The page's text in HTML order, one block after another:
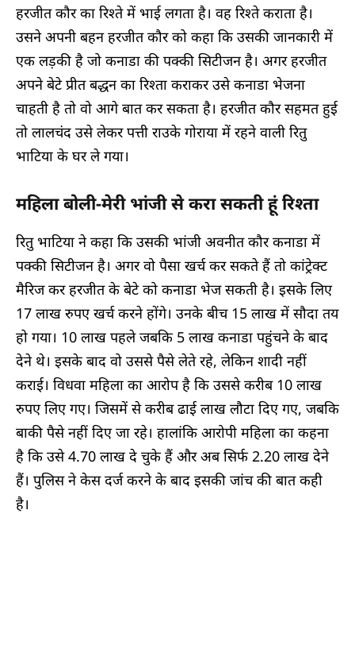
हरजीत कौर का रिश्ते में भाई लगता है। वह रिश्ते कराता है।
उसने अपनी बहन हरजीत कौर को कहा कि उसकी जानकारी में
एक लड़की है जो कनाडा की पक्की सिटीजन है। अगर हरजीत
अपने बेटे प्रीत बद्धन का रिश्ता कराकर उसे कनाडा भेजना
चाहती है तो वो आगे बात कर सकता है। हरजीत कौर सहमत हुई
तो लालचंद उसे लेकर पत्ती राउके गोराया में रहने वाली रितु
भाटिया के घर ले गया।
महिला बोली-मेरी भांजी से करा सकती हूं रिश्ता
रितु भाटिया ने कहा कि उसकी भांजी अवनीत कौर कनाडा में
पक्की सिटीजन है। अगर वो पैसा खर्च कर सकते हैं तो कांट्रेक्ट
मैरिज कर हरजीत के बेटे को कनाडा भेज सकती है। इसके लिए
17 लाख रुपए खर्च करने हाेंगे। उनके बीच 15 लाख में सौदा तय
हो गया। 10 लाख पहले जबकि 5 लाख कनाडा पहुंचने के बाद
देने थे। इसके बाद वो उससे पैसे लेते रहे, लेकिन शादी नहीं
कराई। विधवा महिला का आरोप है कि उससे करीब 10 लाख
रुपए लिए गए। जिसमें से करीब ढाई लाख लौटा दिए गए, जबकि
बाकी पैसे नहीं दिए जा रहे। हालांकि आरोपी महिला का कहना
है कि उसे 4.70 लाख दे चुके हैं और अब सिर्फ 2.20 लाख देने
हैं। पुलिस ने केस दर्ज करने के बाद इसकी जांच की बात कही
है।